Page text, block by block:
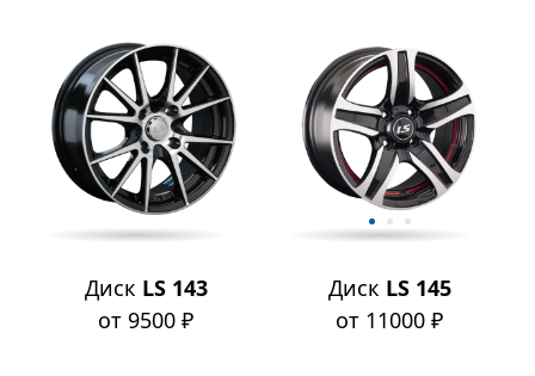
Диск LS 143
от 9500 ₽
Диск LS 145
от 11000 ₽